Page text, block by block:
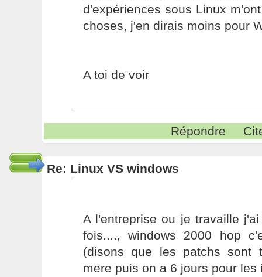
d'expériences sous Linux
choses, j'en dirais moins pour
A toi de voir
Répondre
Re: Linux VS windows
A l'entreprise ou je travaille
fois...., windows 2000 hop
(disons que les patchs sont
mere puis on a 6 jours pour les